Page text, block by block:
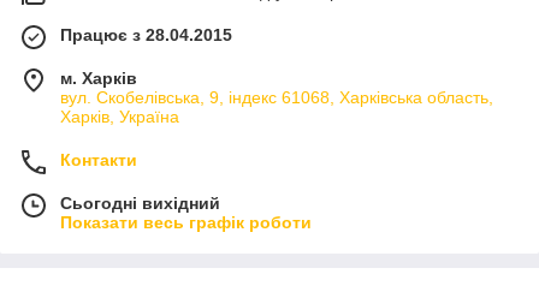
Працює з 28.04.2015
м. Харків
вул. Скобелівська, 9, індекс 61068, Харківська область,
Харків, Україна
Контакти
Сьогодні вихідний
Показати весь графік роботи